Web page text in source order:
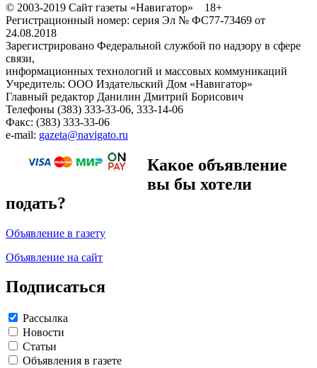
© 2003-2019 Сайт газеты «Навигатор» 18+
Регистрационный номер: серия Эл № ФС77-73469 от
24.08.2018
Зарегистрировано Федеральной службой по надзору в сфере
связи,
информационных технологий и массовых коммуникаций
Учредитель: ООО Издательский Дом «Навигатор»
Главный редактор Данилин Дмитрий Борисович
Телефоны (383) 333-33-06, 333-14-06
Факс: (383) 333-33-06
e-mail: gazeta@navigato.ru
Какое объявление
вы бы хотели
подать?
Объявление в газету
Объявление на сайт
Подписаться
Рассылка
Новости
Статьи
Объявления в газете